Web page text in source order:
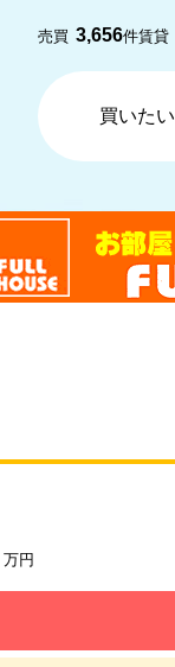
売買 3,656件賃貸
買いたい
万円